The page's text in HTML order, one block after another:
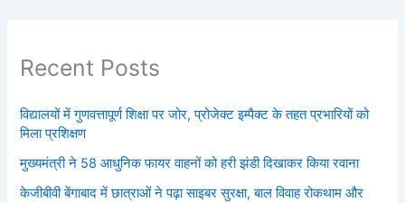
Recent Posts
विद्यालयों में गुणवत्तापूर्ण शिक्षा पर जोर, प्रोजेक्ट इम्पैक्ट के तहत प्रभारियों को
मिला प्रशिक्षण
मुख्यमंत्री ने 58 आधुनिक फायर वाहनों को हरी झंडी दिखाकर किया रवाना
केजीबीवी बेंगाबाद में छात्राओं ने पढ़ा साइबर सुरक्षा, बाल विवाह रोकथाम और